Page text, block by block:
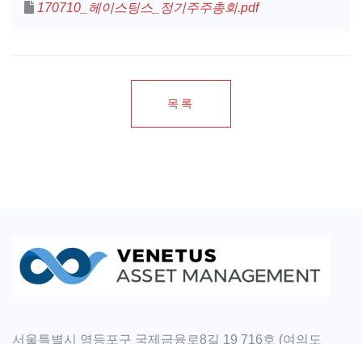
170710_헤이스팅스_정기주주총회.pdf
목록
서울특별시 영등포구 국제금융로8길 19 716호 (여의도